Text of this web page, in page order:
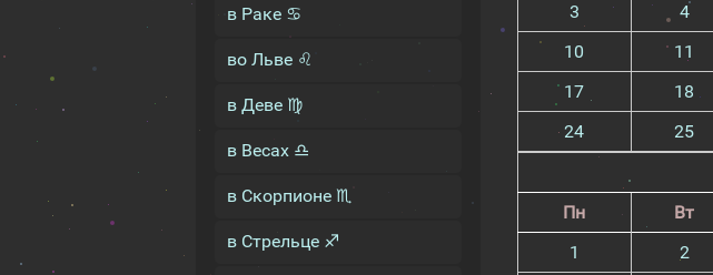
в Раке ♋
во Льве ♌
в Деве ♍
в Весах ♎
в Скорпионе ♏
в Стрельце ♐
3
4
10
11
17
18
24
25
Пн
Вт
1
2